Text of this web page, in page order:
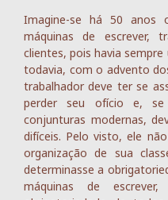
Imagine-se há 50 anos
máquinas de escrever,
clientes, pois havia
todavia, com o advento
trabalhador deve ter se
perder seu ofício e,
conjunturas modernas,
difíceis. Pelo visto, ele
organização de sua
determinasse a
máquinas de